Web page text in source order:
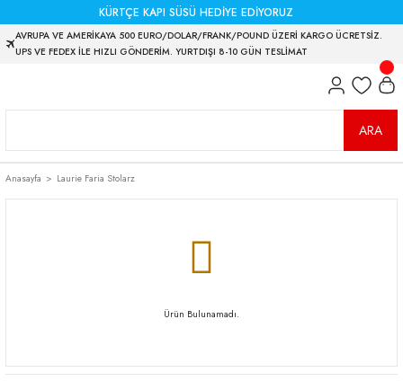
KÜRTÇE KAPI SÜSÜ HEDİYE EDİYORUZ
AVRUPA VE AMERİKAYA 500 EURO/DOLAR/FRANK/POUND ÜZERİ KARGO ÜCRETSİZ.
UPS VE FEDEX İLE HIZLI GÖNDERİM. YURTDIŞI 8-10 GÜN TESLİMAT
ARA
Anasayfa Laurie Faria Stolarz
Ürün Bulunamadı.